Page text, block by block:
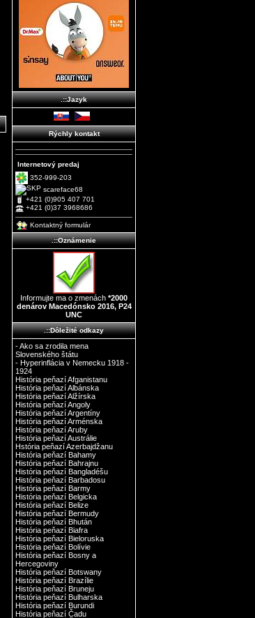
.::Jazyk
Rýchly kontakt
Internetový predaj
352-999-203
scareface68
+421 (0)905 407 701
+421 (0)37 3968686
Kontaktný formulár
.::Oznámenie
Informujte ma o zmenách *2000
denárov Macedónsko 2016, P24
UNC
.::Dôležité odkazy
- Ako sa zrodila mena
Slovenského štátu
- Hyperinflácia v Nemecku 1918 -
1924
História peňazí Afganistanu
História peňazí Albánska
História peňazí Alžírska
História peňazí Angoly
História peňazí Argentíny
História peňazí Arménska
História peňazí Aruby
História peňazí Austrálie
Hstória peňazí Azerbajdžanu
História peňazí Bahamy
História peňazí Bahrajnu
História peňazí Bangladéšu
História peňazí Barbadosu
História peňazí Barmy
História peňazí Belgicka
História peňazí Belize
História peňazí Bermudy
História peňazí Bhután
História peňazí Biafra
História peňazí Bieloruska
História peňazí Bolívie
História peňazí Bosny a
Hercegoviny
História peňazí Botswany
História peňazí Brazílie
História peňazí Bruneju
História peňazí Bulharska
História peňazí Burundi
História peňazí Čadu